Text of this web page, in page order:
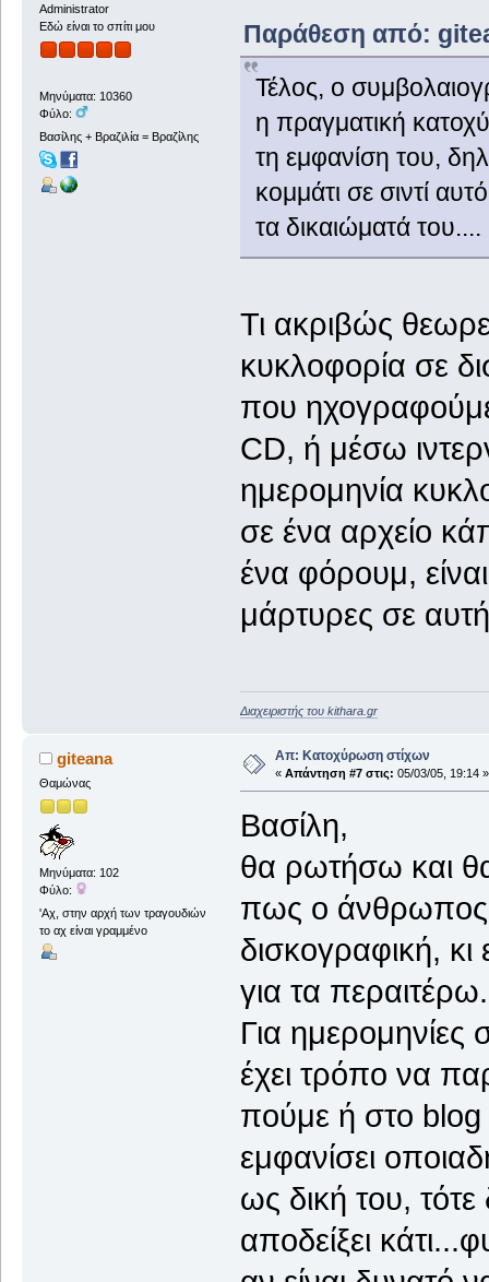
Administrator
Εδώ είναι το σπίτι μου
Μηνύματα: 10360
Φύλο:
Βασίλης + Βραζιλία = Βραζίλης
Παράθεση από:
Τέλος, ο
η πραγματική
τη εμφανίση του,
κομμάτι σε σιντί
τα δικαιώματά του....
Τι ακριβώς
κυκλοφορία σε
που
CD, ή μέσω
ημερομηνία
σε ένα αρχείο
ένα φόρουμ,
μάρτυρες σε
Διαχειριστής του kithara.gr
giteana
Θαμώνας
Μηνύματα: 102
Φύλο:
'Αχ, στην αρχή των τραγουδιών
το αχ είναι γραμμένο
Απ: Κατοχύρωση στίχων
« Απάντηση #7 στις: 05/03/05, 19:14 »
Βασίλη,
θα ρωτήσω και
πως ο άνθρωπος
δισκογραφική,
για τα περαιτέρω.
Για ημερομηνίες
έχει τρόπο να
πούμε ή στο blog
εμφανίσει
ως δική του,
αποδείξει